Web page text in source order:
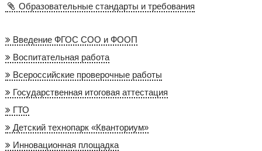
Образовательные стандарты и требования
Введение ФГОС СОО и ФООП
Воспитательная работа
Всероссийские проверочные работы
Государственная итоговая аттестация
ГТО
Детский технопарк «Кванториум»
Инновационная площадка